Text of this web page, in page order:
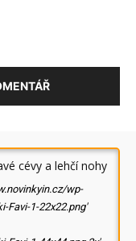
cévy a lehčí nohy
wp-
Favi-1-22x22.png'